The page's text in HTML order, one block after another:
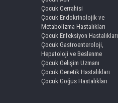
Çocuk Cerrahisi
Çocuk Endokrinolojik ve
Metabolizma Hastalıkları
Çocuk Enfeksiyon Hastalıkları
Çocuk Gastroenteroloji,
Hepatoloji ve Beslenme
Çocuk Gelişim Uzmanı
Çocuk Genetik Hastalıkları
Çocuk Göğüs Hastalıkları